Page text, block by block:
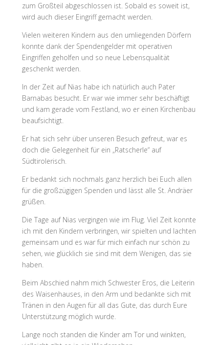
zum Großteil abgeschlossen ist. Sobald es soweit ist,
wird auch dieser Eingriff gemacht werden.
Vielen weiteren Kindern aus den umliegenden Dörfern
konnte dank der Spendengelder mit operativen
Eingriffen geholfen und so neue Lebensqualität
geschenkt werden.
In der Zeit auf Nias habe ich natürlich auch Pater
Barnabas besucht. Er war wie immer sehr beschäftigt
und kam gerade vom Festland, wo er einen Kirchenbau
beaufsichtigt.
Er hat sich sehr über unseren Besuch gefreut, war es
doch die Gelegenheit für ein „Ratscherle“ auf
Südtirolerisch.
Er bedankt sich nochmals ganz herzlich bei Euch allen
für die großzügigen Spenden und lässt alle St. Andräer
grüßen.
Die Tage auf Nias vergingen wie im Flug. Viel Zeit konnte
ich mit den Kindern verbringen, wir spielten und lachten
gemeinsam und es war für mich einfach nur schön zu
sehen, wie glücklich sie sind mit dem Wenigen, das sie
haben.
Beim Abschied nahm mich Schwester Eros, die Leiterin
des Waisenhauses, in den Arm und bedankte sich mit
Tränen in den Augen für all das Gute, das durch Eure
Unterstützung möglich wurde.
Lange noch standen die Kinder am Tor und winkten,